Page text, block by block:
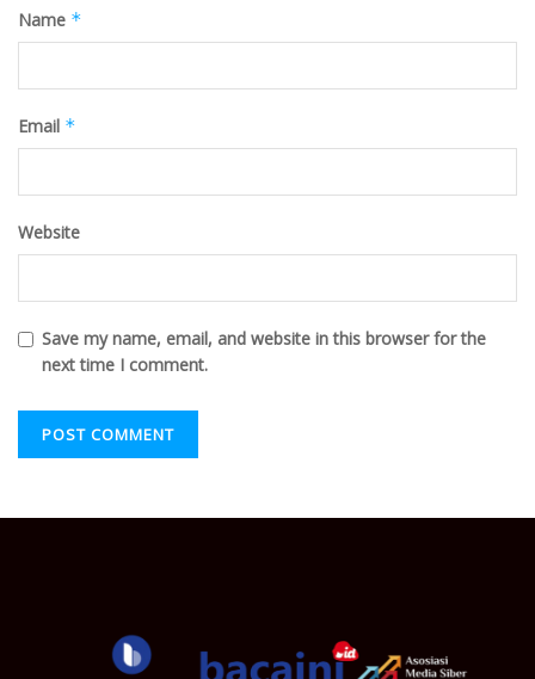
Name *
Email *
Website
Save my name, email, and website in this browser for the
next time I comment.